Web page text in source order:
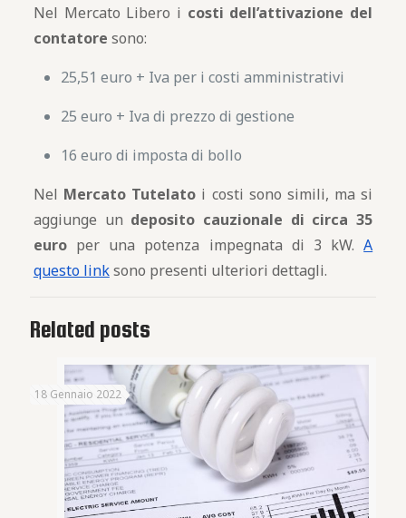
Nel Mercato Libero i costi dell’attivazione del
contatore sono:
25,51 euro + Iva per i costi amministrativi
25 euro + Iva di prezzo di gestione
16 euro di imposta di bollo
Nel Mercato Tutelato i costi sono simili, ma si
aggiunge un deposito cauzionale di circa 35
europer una potenza impegnata di 3 kW.A
questo linksono presenti ulteriori dettagli.
Related posts
18 Gennaio 2022